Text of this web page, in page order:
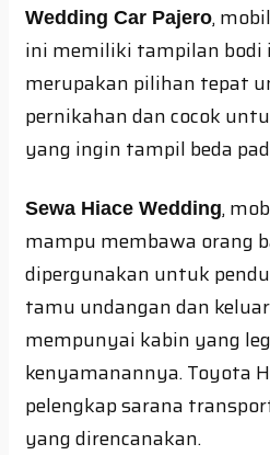
Wedding Car Pajero,
ini memiliki tampilan bodi
merupakan pilihan tepat
pernikahan dan cocok
yang ingin tampil beda
Sewa Hiace Wedding,
mampu membawa orang
dipergunakan untuk
tamu undangan dan
mempunyai kabin yang
kenyamanannya. Toyota
pelengkap sarana
yang direncanakan.